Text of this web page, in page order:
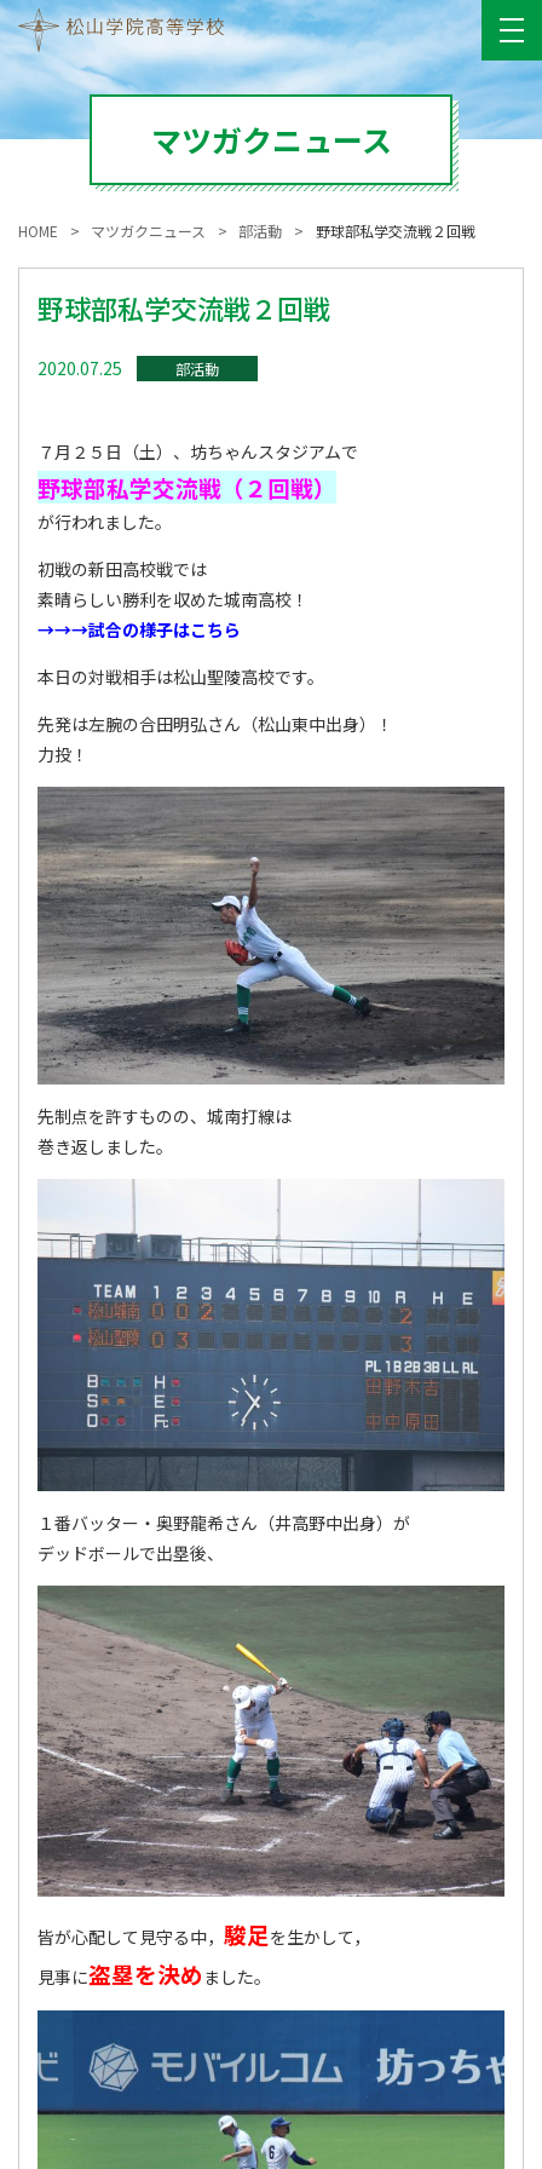
マツガクニュース
HOME マツガクニュース 部活動 野球部私学交流戦２回戦
野球部私学交流戦２回戦
2020.07.25 部活動
７月２５日（土）、坊ちゃんスタジアムで
野球部私学交流戦（２回戦）
が行われました。
初戦の新田高校戦では
素晴らしい勝利を収めた城南高校！
→→→試合の様子はこちら
本日の対戦相手は松山聖陵高校です。
先発は左腕の合田明弘さん（松山東中出身）！
力投！
先制点を許すものの、城南打線は
巻き返しました。
１番バッター・奥野龍希さん（井高野中出身）が
デッドボールで出塁後、
皆が心配して見守る中， 駿足を生かして，
見事に盗塁を決め ました。